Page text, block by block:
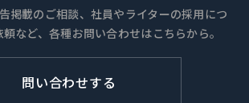
掲載のご相談、社員やライターの採用につ
など、各種お問い合わせはこちらから。
問い合わせする